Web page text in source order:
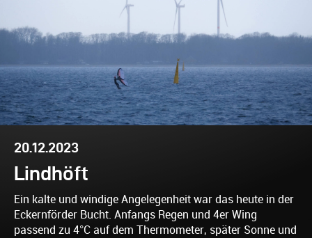
20.12.2023
Lindhöft
Ein kalte und windige Angelegenheit war das heute in der
Eckernförder Bucht. Anfangs Regen und 4er Wing
passend zu 4°C auf dem Thermometer, später Sonne und